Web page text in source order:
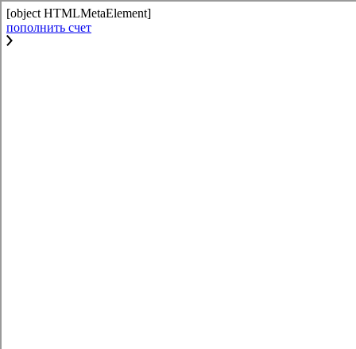
[object HTMLMetaElement]
пополнить счет